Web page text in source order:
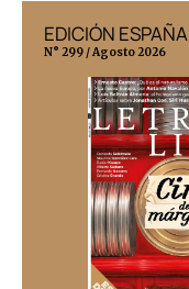
EDICIÓN ESPAÑA
N° 299 / Agosto 2026